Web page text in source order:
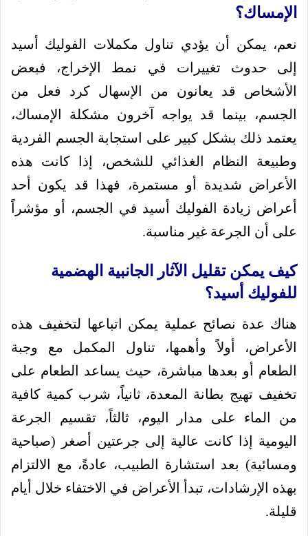
الإمساك؟
نعم، يمكن أن يؤدي تناول مكملات الفوليك أسيد
إلى حدوث تغييرات في نمط الإخراج، فبعض
الأشخاص قد يعانون من الإسهال كرد فعل من
الجسم، بينما قد يواجه آخرون مشكلة الإمساك،
يعتمد ذلك بشكل كبير على استجابة الجسم الفردية
وطبيعة النظام الغذائي للشخص، إذا كانت هذه
الأعراض شديدة أو مستمرة، فهذا قد يكون أحد
أعراض زيادة الفوليك أسيد في الجسم، أو مؤشراً
على أن الجرعة غير مناسبة.
كيف يمكن تقليل الآثار الجانبية الهضمية
للفوليك أسيد؟
هناك عدة نصائح عملية يمكن اتباعها لتخفيف هذه
الأعراض، أولاً وأهمها، تناول المكمل مع وجبة
الطعام أو بعدها مباشرة، حيث يساعد الطعام على
تخفيف تهيج بطانة المعدة، ثانياً، شرب كمية كافية
من الماء على مدار اليوم، ثالثاً، تقسيم الجرعة
اليومية إذا كانت عالية إلى جرعتين أصغر (صباحية
ومسائية) بعد استشارة الطبيب، عادةً، مع الالتزام
بهذه الإرشادات، تبدأ الأعراض في الاختفاء خلال أيام
قليلة.